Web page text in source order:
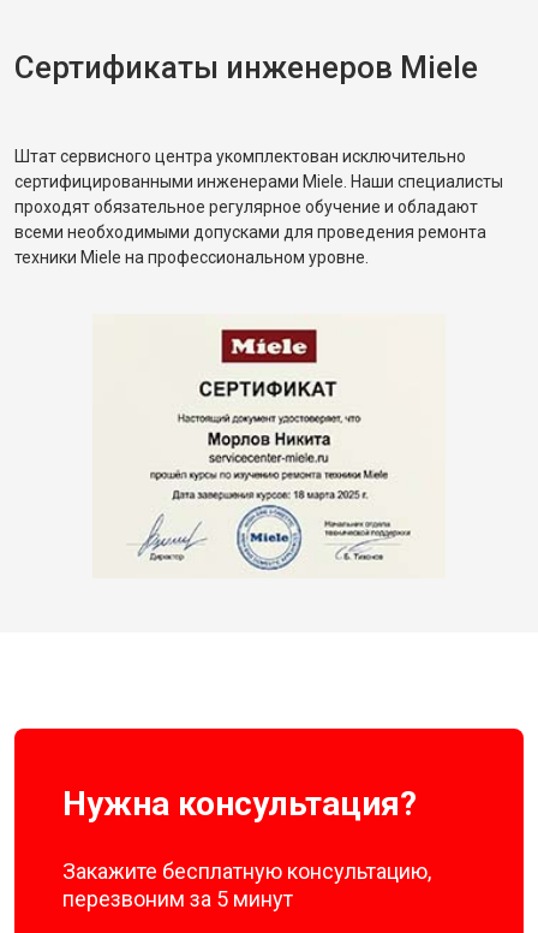
Сертификаты инженеров Miele
Штат сервисного центра укомплектован исключительно
сертифицированными инженерами Miele. Наши специалисты
проходят обязательное регулярное обучение и обладают
всеми необходимыми допусками для проведения ремонта
техники Miele на профессиональном уровне.
Нужна консультация?
Закажите бесплатную консультацию,
перезвоним за 5 минут